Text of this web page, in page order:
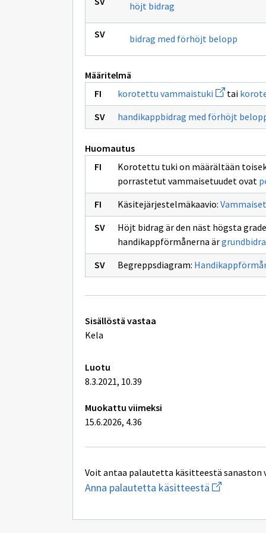
höjt bidrag
bidrag med förhöjt belopp
Määritelmä
korotettu vammaistuki Avaa
uuden
ikkunan
sivulle
korotettu
tai
handikappbidrag med förhöjt
Huomautus
Korotettu tuki on määrältään
porrastetut vammaisetuudet ovat
Käsitejärjestelmäkaavio:
Höjt bidrag är den näst högsta
handikappförmånerna är
Begreppsdiagram:
Tekniset
lisätiedot
Sisällöstä vastaa
Kela
Luotu
8.3.2021, 10.39
Muokattu viimeksi
15.6.2026, 4.36
Voit antaa palautetta käsitteestä sanaston
Anna palautetta käsitteestä Aloita
uuden
kirjoitus